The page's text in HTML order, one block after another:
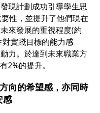
現計劃成功引導學生思
性，並提升了他們現在
來發展的重視程度(約
實踐目標的能力感
力。於達到未來職業方
2%的提升。
向的希望感，亦同時
感